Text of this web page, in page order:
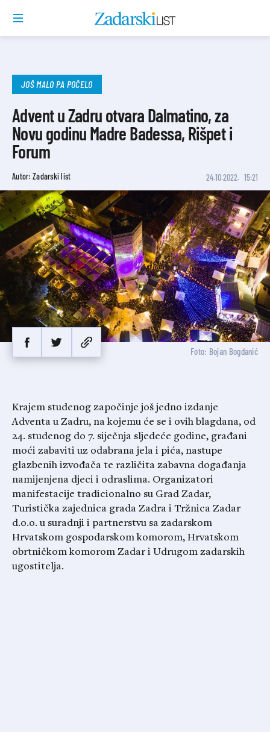
JOŠ MALO PA POČELO
Advent u Zadru otvara Dalmatino, za
Novu godinu Madre Badessa, Rišpet i
Forum
Autor: Zadarski list 24.10.2022. 15:21
Foto: Bojan Bogdanić
Krajem studenog započinje još jedno izdanje
Adventa u Zadru, na kojemu će se i ovih blagdana, od
24. studenog do 7. siječnja sljedeće godine, građani
moći zabaviti uz odabrana jela i pića, nastupe
glazbenih izvođača te različita zabavna događanja
namijenjena djeci i odraslima. Organizatori
manifestacije tradicionalno su Grad Zadar,
Turistička zajednica grada Zadra i Tržnica Zadar
d.o.o. u suradnji i partnerstvu sa zadarskom
Hrvatskom gospodarskom komorom, Hrvatskom
obrtničkom komorom Zadar i Udrugom zadarskih
ugostitelja.